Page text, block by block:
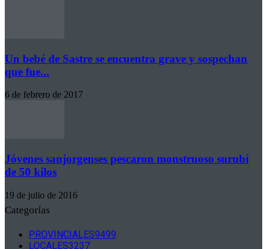
Un bebé de Sastre se encuentra grave y sospechan
que fue...
6 de febrero de 2017
Jóvenes sanjorgenses pescaron monstruoso surubí
de 50 kilos
19 de julio de 2016
Categorías
PROVINCIALES9499
LOCALES3237